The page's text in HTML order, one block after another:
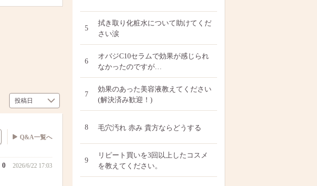
Q&A一覧へ
0 2026/6/22 17:03
5
拭き取り化粧水について助けてくだ
さい涙
6
オバジC10セラムで効果が感じられ
なかったのですが…
7
効果のあった美容液教えてください
(解決済み歓迎！)
8 毛穴汚れ 赤み 貴方ならどうする
9
リピート買いを3回以上したコスメ
を教えてください。